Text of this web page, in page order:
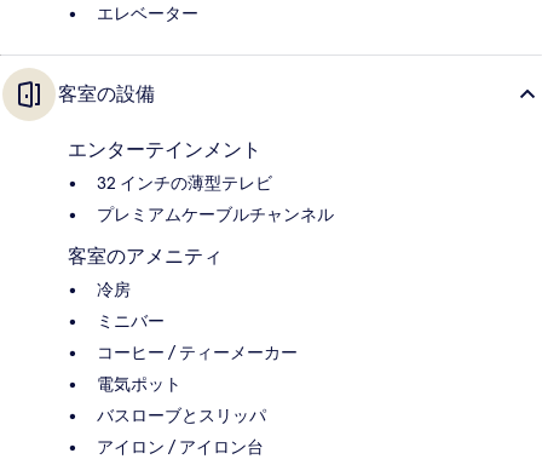
エレベーター
客室の設備
エンターテインメント
32 インチの薄型テレビ
プレミアムケーブルチャンネル
客室のアメニティ
冷房
ミニバー
コーヒー / ティーメーカー
電気ポット
バスローブとスリッパ
アイロン / アイロン台